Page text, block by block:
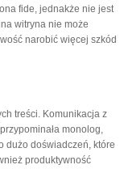
fide, jednakże nie jest
witryna nie może
narobić więcej szkód
treści. Komunikacja z
monolog,
dużo doświadczeń, które
produktywność